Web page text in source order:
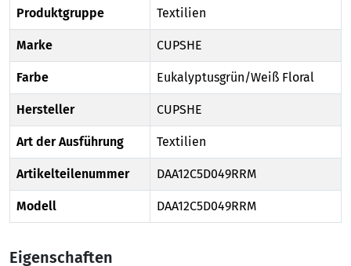
Produktgruppe Textilien
Marke CUPSHE
Farbe Eukalyptusgrün/Weiß Floral
Hersteller CUPSHE
Art der Ausführung Textilien
Artikelteilenummer DAA12C5D049RRM
Modell DAA12C5D049RRM
Eigenschaften